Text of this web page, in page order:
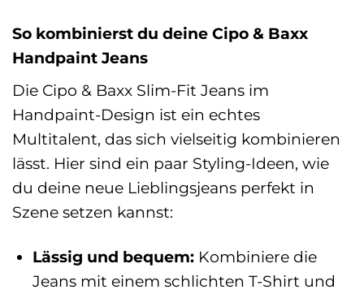
So kombinierst du deine Cipo & Baxx
Handpaint Jeans
Die Cipo & Baxx Slim-Fit Jeans im
Handpaint-Design ist ein echtes
Multitalent, das sich vielseitig kombinieren
lässt. Hier sind ein paar Styling-Ideen, wie
du deine neue Lieblingsjeans perfekt in
Szene setzen kannst:
Lässig und bequem:Kombiniere die
Jeans mit einem schlichten T-Shirt und